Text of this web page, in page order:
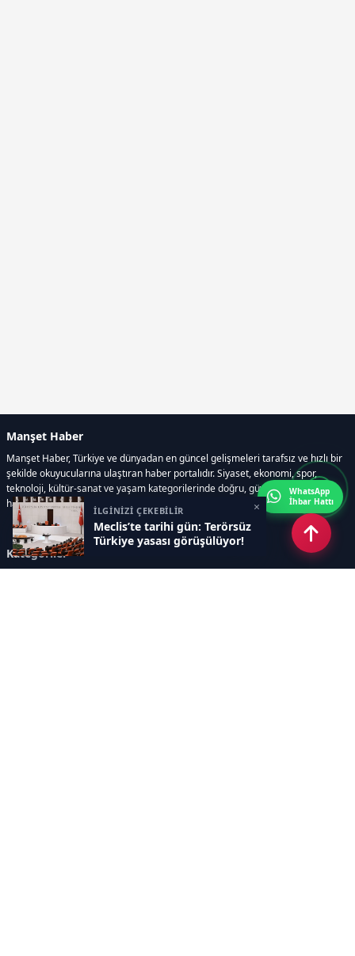
İLGİNİZİ ÇEKEBİLİR
Meclis’te tarihi gün: Terörsüz
Türkiye yasası görüşülüyor!
×
Manşet Haber
Manşet Haber, Türkiye ve dünyadan en güncel gelişmeleri tarafsız ve hızlı bir
şekilde okuyucularına ulaştıran haber portalıdır. Siyaset, ekonomi, spor,
teknoloji, kültür-sanat ve yaşam kategorilerinde doğru, güvenilir ve anlık
haberler sunar.
Kategoriler
WhatsApp
İhbar Hattı